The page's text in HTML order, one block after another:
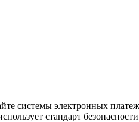
системы электронных
стандарт